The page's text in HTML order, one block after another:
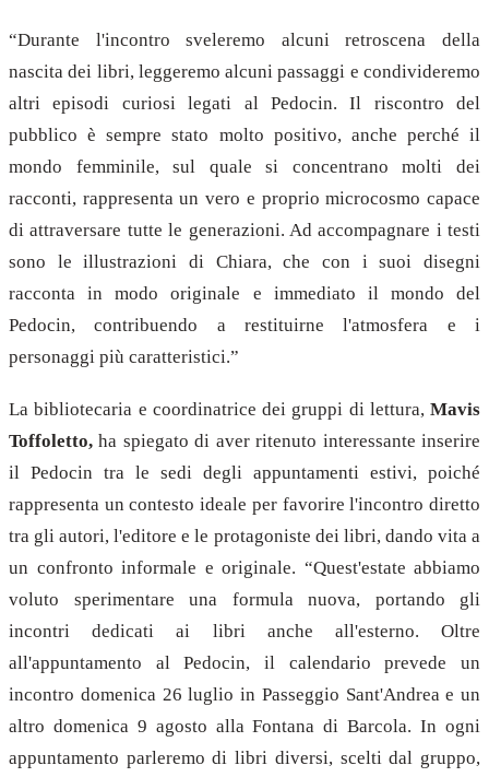
“Durante l'incontro sveleremo alcuni retroscena della
nascita dei libri, leggeremo alcuni passaggi e condivideremo
altri episodi curiosi legati al Pedocin. Il riscontro del
pubblico è sempre stato molto positivo, anche perché il
mondo femminile, sul quale si concentrano molti dei
racconti, rappresenta un vero e proprio microcosmo capace
di attraversare tutte le generazioni. Ad accompagnare i testi
sono le illustrazioni di Chiara, che con i suoi disegni
racconta in modo originale e immediato il mondo del
Pedocin, contribuendo a restituirne l'atmosfera e i
personaggi più caratteristici.”
La bibliotecaria e coordinatrice dei gruppi di lettura, Mavis
Toffoletto,ha spiegato di aver ritenuto interessante inserire
il Pedocin tra le sedi degli appuntamenti estivi, poiché
rappresenta un contesto ideale per favorire l'incontro diretto
tra gli autori, l'editore e le protagoniste dei libri, dando vita a
un confronto informale e originale. “Quest'estate abbiamo
voluto sperimentare una formula nuova, portando gli
incontri dedicati ai libri anche all'esterno. Oltre
all'appuntamento al Pedocin, il calendario prevede un
incontro domenica 26 luglio in Passeggio Sant'Andrea e un
altro domenica 9 agosto alla Fontana di Barcola. In ogni
appuntamento parleremo di libri diversi, scelti dal gruppo,